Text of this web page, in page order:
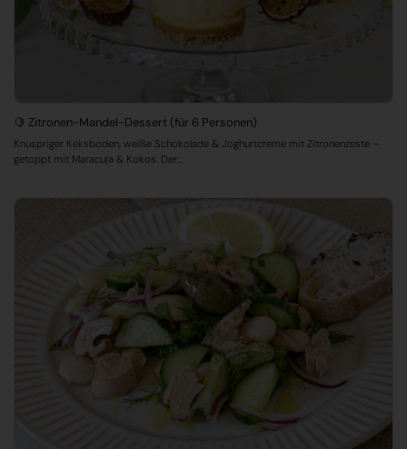
🍋 Zitronen-Mandel-Dessert (für 6 Personen)
Knuspriger Keksboden, weiße Schokolade & Joghurtcreme mit Zitronenzeste –
getoppt mit Maracuja & Kokos. Der...